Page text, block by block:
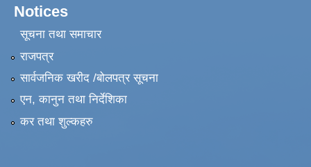
Notices
सूचना तथा समाचार
राजपत्र
सार्वजनिक खरीद /बोलपत्र सूचना
एन, कानुन तथा निर्देशिका
कर तथा शुल्कहरु